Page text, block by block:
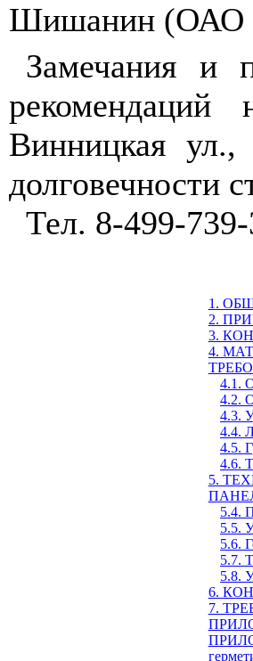
Шишанин (ОАО
Замечания и
рекомендаций
Винницкая
долговечности
Тел. 8-499-
1.
2.
3.
4.
4.1.
4.2.
4.3.
4.4.
4.5.
4.6.
5.
5.4.
5.5.
5.6.
5.7.
5.8.
6.
7.